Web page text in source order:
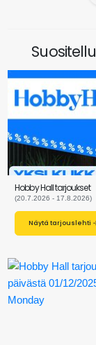
Hobby Hall tarjoukset
(20.7.2026 - 17.8.2026)
Näytä